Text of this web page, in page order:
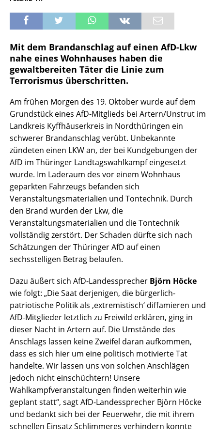
Mit dem Brandanschlag auf einen AfD-Lkw
nahe eines Wohnhauses haben die
gewaltbereiten Täter die Linie zum
Terrorismus überschritten.
Am frühen Morgen des 19. Oktober wurde auf dem
Grundstück eines AfD-Mitglieds bei Artern/Unstrut im
Landkreis Kyffhäuserkreis in Nordthüringen ein
schwerer Brandanschlag verübt. Unbekannte
zündeten einen LKW an, der bei Kundgebungen der
AfD im Thüringer Landtagswahlkampf eingesetzt
wurde. Im Laderaum des vor einem Wohnhaus
geparkten Fahrzeugs befanden sich
Veranstaltungsmaterialien und Tontechnik. Durch
den Brand wurden der Lkw, die
Veranstaltungsmaterialien und die Tontechnik
vollständig zerstört. Der Schaden dürfte sich nach
Schätzungen der Thüringer AfD auf einen
sechsstelligen Betrag belaufen.
Dazu äußert sich AfD-Landessprecher Björn Höcke
wie folgt: „Die Saat derjenigen, die bürgerlich-
patriotische Politik als ‚extremistisch‘ diffamieren und
AfD-Mitglieder letztlich zu Freiwild erklären, ging in
dieser Nacht in Artern auf. Die Umstände des
Anschlags lassen keine Zweifel daran aufkommen,
dass es sich hier um eine politisch motivierte Tat
handelte. Wir lassen uns von solchen Anschlägen
jedoch nicht einschüchtern! Unsere
Wahlkampfveranstaltungen finden weiterhin wie
geplant statt“, sagt AfD-Landessprecher Björn Höcke
und bedankt sich bei der Feuerwehr, die mit ihrem
schnellen Einsatz Schlimmeres verhindern konnte